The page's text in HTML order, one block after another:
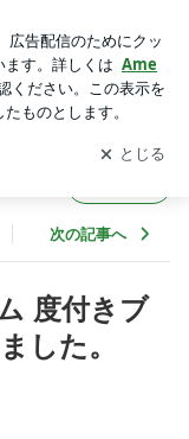
徒町店
を受け取りまし
開く
次の記事へ
度付きブ
した。